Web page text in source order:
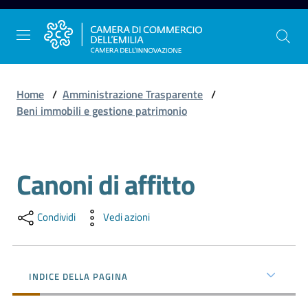
Vai al contenuto
Vai alla navigazione
Vai al footer
dell'Emilia
Gestire
l'impresa
Promuovere
Home / Amministrazione Trasparente /
Beni immobili e gestione patrimonio
Salta al contenuto
Canoni di affitto
Condividi Vedi azioni
INDICE DELLA PAGINA